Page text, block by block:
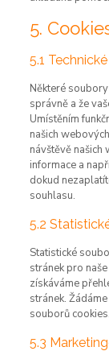
5.
5.1
Některé
správně a že
Umístěním
našich
návštěvě
informace a
dokud
souhlasu.
5.2
Statistické
stránek pro
získáváme
stránek.
souborů cookies.
5.3